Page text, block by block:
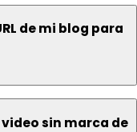
de mi blog para
sin marca de